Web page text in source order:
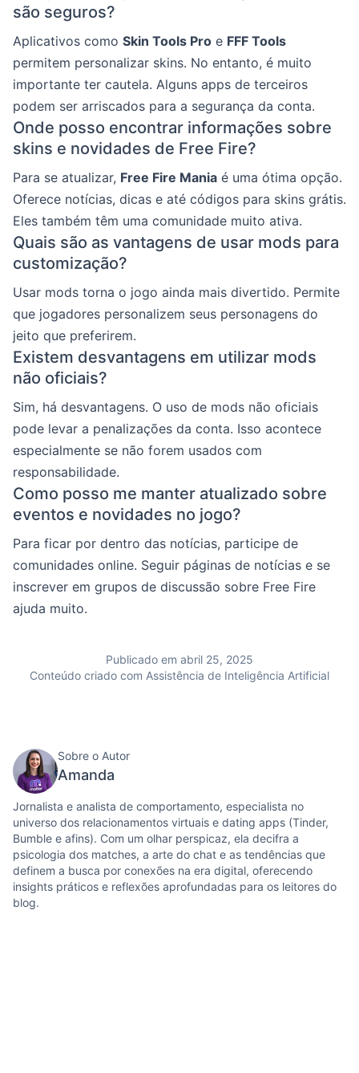
são seguros?
Aplicativos como Skin Tools Pro e FFF Tools
permitem personalizar skins. No entanto, é muito
importante ter cautela. Alguns apps de terceiros
podem ser arriscados para a segurança da conta.
Onde posso encontrar informações sobre
skins e novidades de Free Fire?
Para se atualizar, Free Fire Mania é uma ótima opção.
Oferece notícias, dicas e até códigos para skins grátis.
Eles também têm uma comunidade muito ativa.
Quais são as vantagens de usar mods para
customização?
Usar mods torna o jogo ainda mais divertido. Permite
que jogadores personalizem seus personagens do
jeito que preferirem.
Existem desvantagens em utilizar mods
não oficiais?
Sim, há desvantagens. O uso de mods não oficiais
pode levar a penalizações da conta. Isso acontece
especialmente se não forem usados com
responsabilidade.
Como posso me manter atualizado sobre
eventos e novidades no jogo?
Para ficar por dentro das notícias, participe de
comunidades online. Seguir páginas de notícias e se
inscrever em grupos de discussão sobre Free Fire
ajuda muito.
Publicado em abril 25, 2025
Conteúdo criado com Assistência de Inteligência Artificial
Sobre o Autor
Amanda
Jornalista e analista de comportamento, especialista no
universo dos relacionamentos virtuais e dating apps (Tinder,
Bumble e afins). Com um olhar perspicaz, ela decifra a
psicologia dos matches, a arte do chat e as tendências que
definem a busca por conexões na era digital, oferecendo
insights práticos e reflexões aprofundadas para os leitores do
blog.